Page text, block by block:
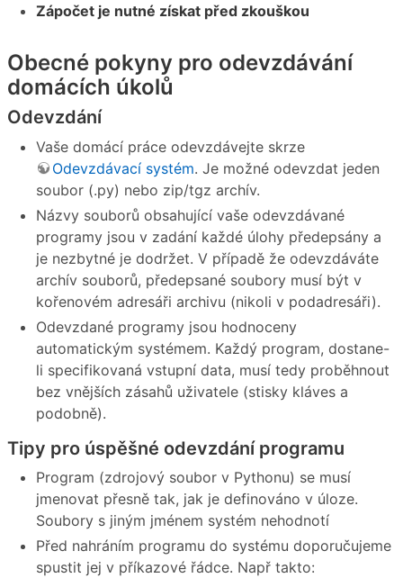
Zápočet je nutné získat před zkouškou
Obecné pokyny pro odevzdávání
domácích úkolů
Odevzdání
Vaše domácí práce odevzdávejte skrze
Odevzdávací systém. Je možné odevzdat jeden
soubor (.py) nebo zip/tgz archív.
Názvy souborů obsahující vaše odevzdávané
programy jsou v zadání každé úlohy předepsány a
je nezbytné je dodržet. V případě že odevzdáváte
archív souborů, předepsané soubory musí být v
kořenovém adresáři archivu (nikoli v podadresáři).
Odevzdané programy jsou hodnoceny
automatickým systémem. Každý program, dostane-
li specifikovaná vstupní data, musí tedy proběhnout
bez vnějších zásahů uživatele (stisky kláves a
podobně).
Tipy pro úspěšné odevzdání programu
Program (zdrojový soubor v Pythonu) se musí
jmenovat přesně tak, jak je definováno v úloze.
Soubory s jiným jménem systém nehodnotí
Před nahráním programu do systému doporučujeme
spustit jej v příkazové řádce. Např takto: